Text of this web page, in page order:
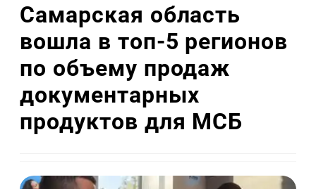
Самарская область
вошла в топ-5 регионов
по объему продаж
документарных
продуктов для МСБ